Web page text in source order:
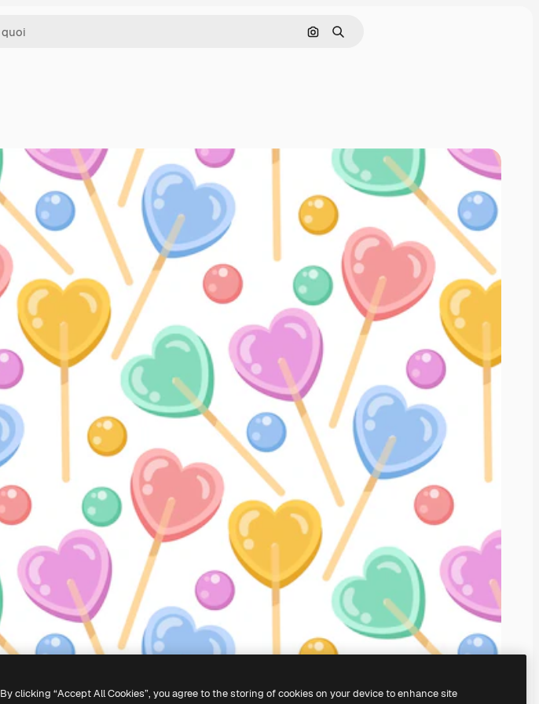
Rechercher par image
Rechercher
By clicking “Accept All Cookies”, you agree to the storing of cookies on your device to enhance site